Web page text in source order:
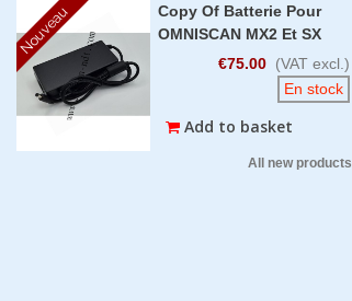
Nouveau
Copy Of Batterie Pour
OMNISCAN MX2 Et SX
€75.00 (VAT excl.)
En stock
Add to basket
All new products